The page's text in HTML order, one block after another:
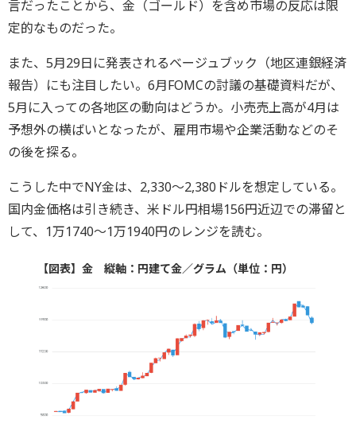
言だったことから、金（ゴールド）を含め市場の反応は限
定的なものだった。
また、5月29日に発表されるベージュブック（地区連銀経済
報告）にも注目したい。6月FOMCの討議の基礎資料だが、
5月に入っての各地区の動向はどうか。小売売上高が4月は
予想外の横ばいとなったが、雇用市場や企業活動などのそ
の後を探る。
こうした中でNY金は、2,330～2,380ドルを想定している。
国内金価格は引き続き、米ドル円相場156円近辺での滞留と
して、1万1740～1万1940円のレンジを読む。
【図表】金 縦軸：円建て金／グラム（単位：円）